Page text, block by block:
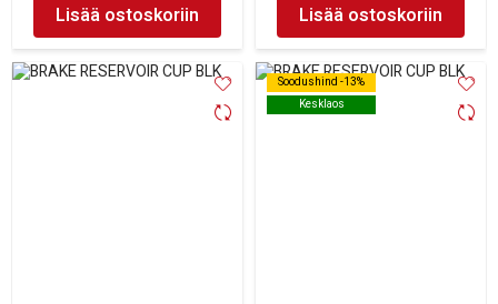
Lisää ostoskoriin Lisää ostoskoriin
Soodushind -13%
Kesklaos
Soodushind -13%
Kesklaos